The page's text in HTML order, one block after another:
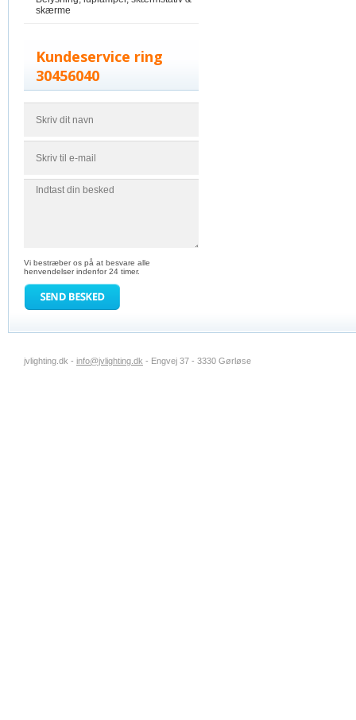
skærme
Kundeservice ring
30456040
Vi bestræber os på at besvare alle
henvendelser indenfor 24 timer.
jvlighting.dk - info@jvlighting.dk - Engvej 37 - 3330 Gørløse